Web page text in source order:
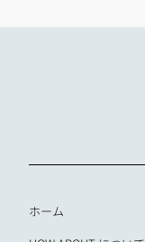
ホーム